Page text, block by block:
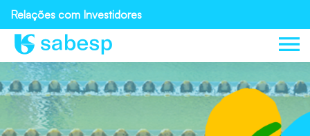
Relações com Investidores